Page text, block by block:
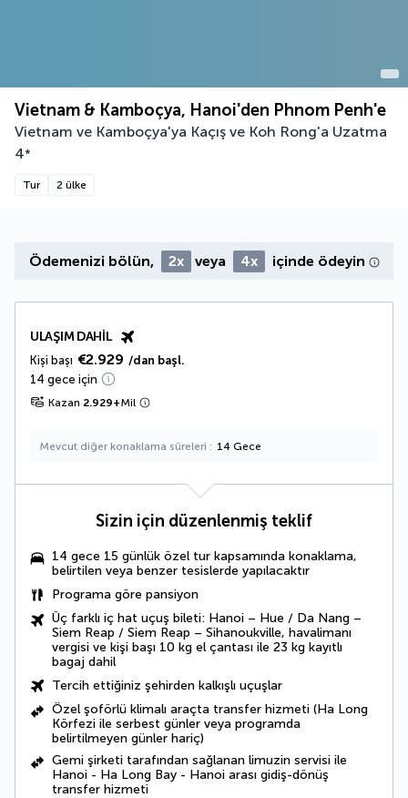
Vietnam & Kamboçya, Hanoi'den Phnom Penh'e
Vietnam ve Kamboçya'ya Kaçış ve Koh Rong'a Uzatma
4*
Tur 2 ülke
Ödemenizi bölün, 2x veya 4x içinde ödeyin
ULAŞIM DAHIL
Kişi başı €2.929 /dan başl.
14 gece için
Kazan 2.929+Mil
Mevcut diğer konaklama süreleri 14 Gece
Sizin için düzenlenmiş teklif
14 gece 15 günlük özel tur kapsamında konaklama,
belirtilen veya benzer tesislerde yapılacaktır
Programa göre pansiyon
Üç farklı iç hat uçuş bileti: Hanoi – Hue / Da Nang –
Siem Reap / Siem Reap – Sihanoukville, havalimanı
vergisi ve kişi başı 10 kg el çantası ile 23 kg kayıtlı
bagaj dahil
Tercih ettiğiniz şehirden kalkışlı uçuşlar
Özel şoförlü klimalı araçta transfer hizmeti (Ha Long
Körfezi ile serbest günler veya programda
belirtilmeyen günler hariç)
Gemi şirketi tarafından sağlanan limuzin servisi ile
Hanoi - Ha Long Bay - Hanoi arası gidiş-dönüş
transfer hizmeti